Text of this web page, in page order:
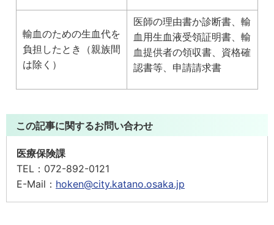
輸血のための生血代を
負担したとき（親族間
は除く）
医師の理由書か診断書、輸
血用生血液受領証明書、 輸
血提供者の領収書、資格確
認書等、申請請求書
この記事に関するお問い合わせ
医療保険課
TEL： 072-892-0121
E-Mail： hoken@city.katano.osaka.jp